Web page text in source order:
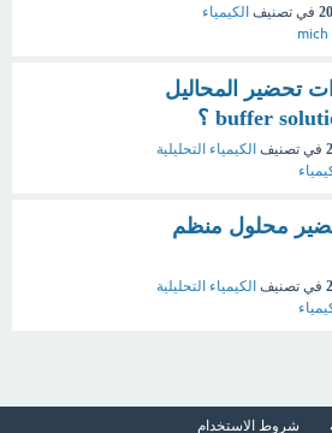
في تصنيف الكيمياء
mich
تحضير المحاليل
في تصنيف الكيمياء التحليلية
محلول منظم
في تصنيف الكيمياء التحليلية
شروط الاستخدام